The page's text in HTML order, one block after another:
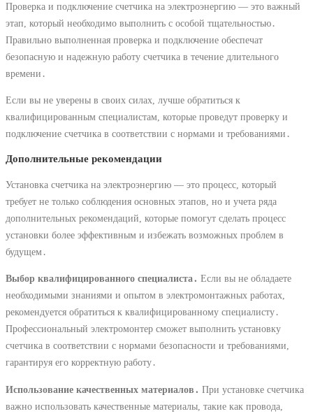
Проверка и подключение счетчика на электроэнергию ― это важный
этап, который необходимо выполнить с особой тщательностью․
Правильно выполненная проверка и подключение обеспечат
безопасную и надежную работу счетчика в течение длительного
времени․
Если вы не уверены в своих силах, лучше обратиться к
квалифицированным специалистам, которые проведут проверку и
подключение счетчика в соответствии с нормами и требованиями․
Дополнительные рекомендации
Установка счетчика на электроэнергию ― это процесс, который
требует не только соблюдения основных этапов, но и учета ряда
дополнительных рекомендаций, которые помогут сделать процесс
установки более эффективным и избежать возможных проблем в
будущем․
Выбор квалифицированного специалиста․ Если вы не обладаете
необходимыми знаниями и опытом в электромонтажных работах,
рекомендуется обратиться к квалифицированному специалисту․
Профессиональный электромонтер сможет выполнить установку
счетчика в соответствии с нормами безопасности и требованиями,
гарантируя его корректную работу․
Использование качественных материалов․ При установке счетчика
важно использовать качественные материалы, такие как провода,